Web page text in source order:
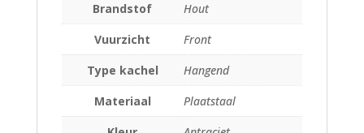
Brandstof
Hout
Vuurzicht
Front
Type kachel
Hangend
Materiaal
Plaatstaal